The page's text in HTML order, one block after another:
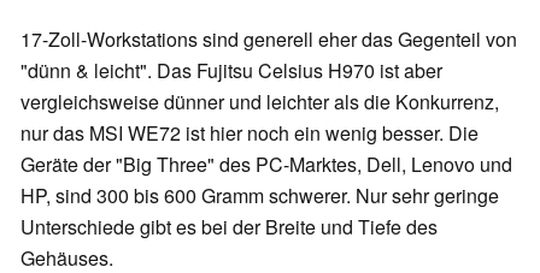
17-Zoll-Workstations sind generell eher das Gegenteil von
"dünn & leicht". Das Fujitsu Celsius H970 ist aber
vergleichsweise dünner und leichter als die Konkurrenz,
nur das MSI WE72 ist hier noch ein wenig besser. Die
Geräte der "Big Three" des PC-Marktes, Dell, Lenovo und
HP, sind 300 bis 600 Gramm schwerer. Nur sehr geringe
Unterschiede gibt es bei der Breite und Tiefe des
Gehäuses.